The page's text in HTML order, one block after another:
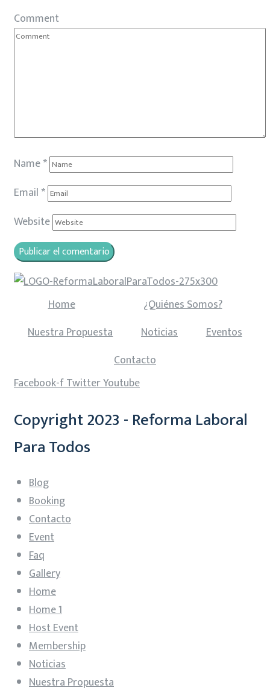
Comment
Name*
Email *
Website
Home
¿Quiénes Somos?
Nuestra Propuesta
Noticias
Eventos
Contacto
Facebook-fTwitterYoutube
Copyright 2023 - Reforma Laboral
Para Todos
Blog
Booking
Contacto
Event
Faq
Gallery
Home
Home 1
Host Event
Membership
Noticias
Nuestra Propuesta